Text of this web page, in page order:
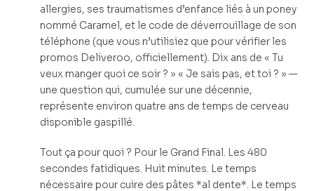
allergies, ses traumatismes d’enfance liés à un poney
nommé Caramel, et le code de déverrouillage de son
téléphone (que vous n’utilisiez que pour vérifier les
promos Deliveroo, officiellement). Dix ans de « Tu
veux manger quoi ce soir ? » « Je sais pas, et toi ? » —
une question qui, cumulée sur une décennie,
représente environ quatre ans de temps de cerveau
disponible gaspillé.
Tout ça pour quoi ? Pour le Grand Final. Les 480
secondes fatidiques. Huit minutes. Le temps
nécessaire pour cuire des pâtes *al dente*. Le temps